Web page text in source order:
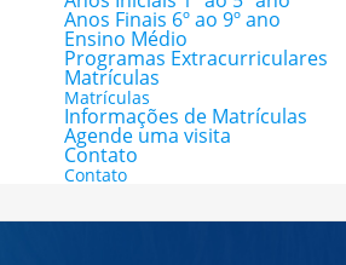
Anos Finais 6º ao 9º ano
Ensino Médio
Programas Extracurriculares
Matrículas
Matrículas
Informações de Matrículas
Agende uma visita
Contato
Contato